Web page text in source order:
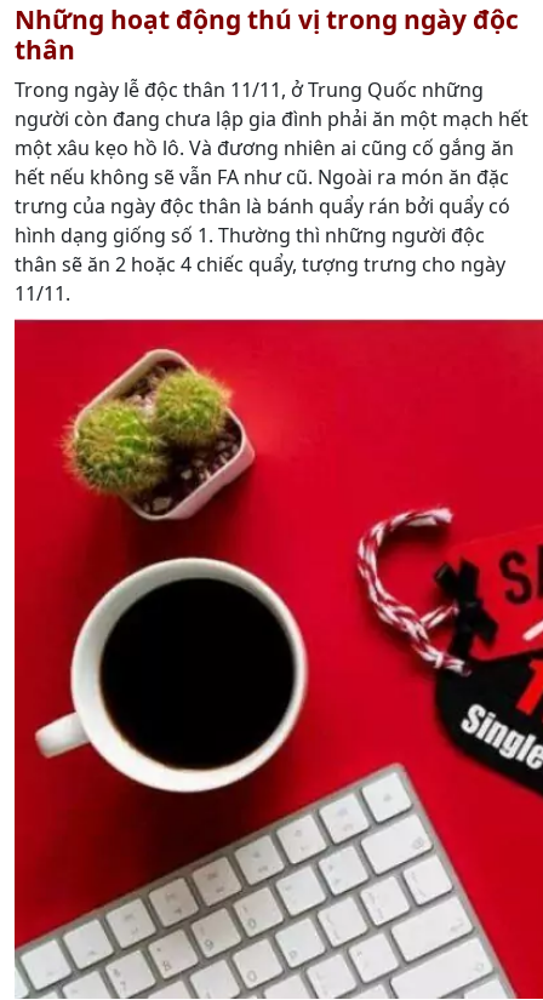
Những hoạt động thú vị trong ngày độc
thân
Trong ngày lễ độc thân 11/11, ở Trung Quốc những
người còn đang chưa lập gia đình phải ăn một mạch hết
một xâu kẹo hồ lô. Và đương nhiên ai cũng cố gắng ăn
hết nếu không sẽ vẫn FA như cũ. Ngoài ra món ăn đặc
trưng của ngày độc thân là bánh quẩy rán bởi quẩy có
hình dạng giống số 1. Thường thì những người độc
thân sẽ ăn 2 hoặc 4 chiếc quẩy, tượng trưng cho ngày
11/11.